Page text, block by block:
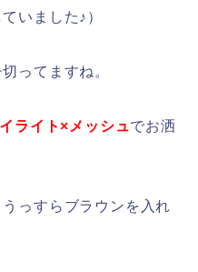
いました♪）
ってますね。
ライト×メッシュでお洒
っすらブラウンを入れ